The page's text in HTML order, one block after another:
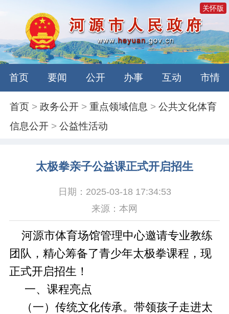
关怀版
首页 要闻 公开 办事 互动 市情
首页 >政务公开 >重点领域信息 >公共文化体育
信息公开 >公益性活动
太极拳亲子公益课正式开启招生
日期：2025-03-18 17:34:53
来源：本网
河源市体育场馆管理中心邀请专业教练
团队，精心筹备了青少年太极拳课程，现
正式开启招生！
一、课程亮点
（一）传统文化传承。带领孩子走进太